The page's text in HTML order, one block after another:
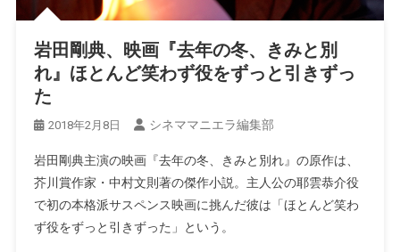
岩田剛典、映画『去年の冬、きみと別
れ』ほとんど笑わず役をずっと引きずっ
た
2018年2月8日 シネママニエラ編集部
岩田剛典主演の映画『去年の冬、きみと別れ』の原作は、
芥川賞作家・中村文則著の傑作小説。主人公の耶雲恭介役
で初の本格派サスペンス映画に挑んだ彼は「ほとんど笑わ
ず役をずっと引きずった」という。